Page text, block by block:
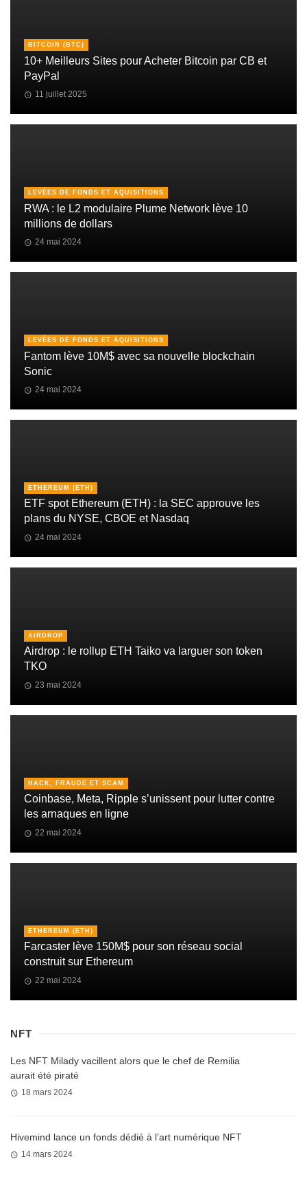
BITCOIN (BTC)
10+ Meilleurs Sites pour Acheter Bitcoin par CB et
PayPal
11 juillet 2025
LEVÉES DE FONDS ET AQUISITIONS
RWA : le L2 modulaire Plume Network lève 10
millions de dollars
24 mai 2024
LEVÉES DE FONDS ET AQUISITIONS
Fantom lève 10M$ avec sa nouvelle blockchain
Sonic
24 mai 2024
ETHEREUM (ETH)
ETF spot Ethereum (ETH) : la SEC approuve les
plans du NYSE, CBOE et Nasdaq
24 mai 2024
AIRDROP
Airdrop : le rollup ETH Taiko va larguer son token
TKO
23 mai 2024
HACK, FRAUDE ET SCAM
Coinbase, Meta, Ripple s’unissent pour lutter contre
les arnaques en ligne
22 mai 2024
ETHEREUM (ETH)
Farcaster lève 150M$ pour son réseau social
construit sur Ethereum
22 mai 2024
NFT
Les NFT Milady vacillent alors que le chef de Remilia
aurait été piraté
18 mars 2024
Hivemind lance un fonds dédié à l’art numérique NFT
14 mars 2024